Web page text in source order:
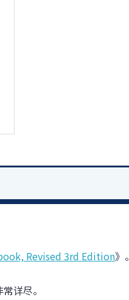
Revised 3rd Edition》。
详尽。